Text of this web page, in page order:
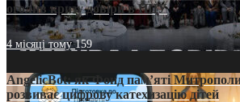
оголив кризу довіри в ПЦУ
4 місяці тому159
AngelicBot: як Фонд пам’яті
розвиває цифрову катехизацію дітей